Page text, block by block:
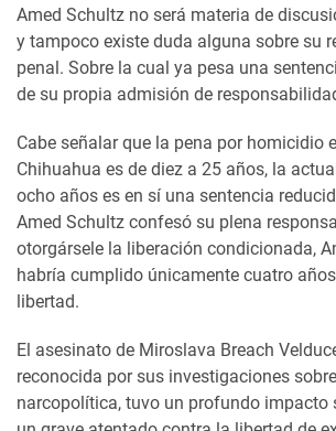
Amed Schultz no será materia de
y tampoco existe duda alguna sobre su
penal. Sobre la cual ya pesa una
de su propia admisión de
Cabe señalar que la pena por homicidio
Chihuahua es de diez a 25 años, la
ocho años es en sí una sentencia
Amed Schultz confesó su plena
otorgársele la liberación condicionada,
habría cumplido únicamente cuatro
libertad.
El asesinato de Miroslava Breach
reconocida por sus investigaciones
narcopolítica, tuvo un profundo impacto